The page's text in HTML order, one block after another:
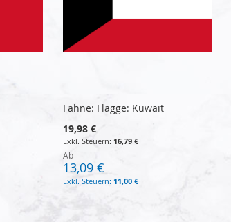
Fahne: Flagge: Kuwait
19,98 €
16,79 €
Ab
13,09 €
11,00 €